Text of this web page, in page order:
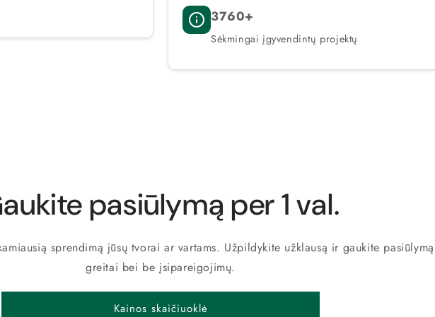
3760+
Sėkmingai įgyvendintų projektų
pasiūlymą per 1 val.
sprendimą jūsų tvorai ar vartams. Užpildykite užklausą ir gaukite pasiūlymą
greitai bei be įsipareigojimų.
Kainos skaičiuoklė